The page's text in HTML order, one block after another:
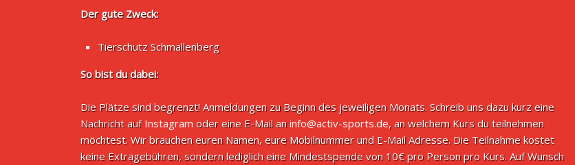
Der gute Zweck:
Tierschutz Schmallenberg
So bist du dabei:
Die Plätze sind begrenzt! Anmeldungen zu Beginn des jeweiligen Monats. Schreib uns dazu kurz eine
Nachricht aufInstagram oder eine E-Mail an info@activ-sports.de, an welchem Kurs du teilnehmen
möchtest. Wir brauchen euren Namen, eure Mobilnummer und E-Mail Adresse. Die Teilnahme kostet
keine Extragebühren, sondern lediglich eine Mindestspende von 10€ pro Person pro Kurs. Auf Wunsch